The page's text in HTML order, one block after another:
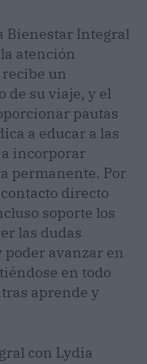
Bienestar Integral
atención
un
de su viaje, y el
pautas
a educar a las
incorporar
permanente. Por
directo
soporte los
las dudas
avanzar en
en todo
aprende y
con Lydia